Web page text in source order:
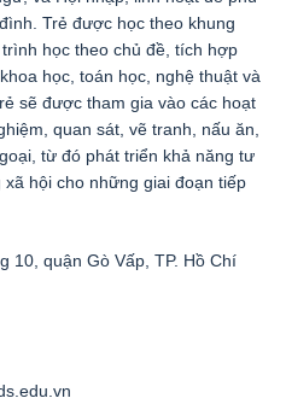
Trẻ được học theo khung
học theo chủ đề, tích hợp
học, toán học, nghệ thuật và
sẽ được tham gia vào các hoạt
quan sát, vẽ tranh, nấu ăn,
từ đó phát triển khả năng tư
hội cho những giai đoạn tiếp
10, quận Gò Vấp, TP. Hồ Chí